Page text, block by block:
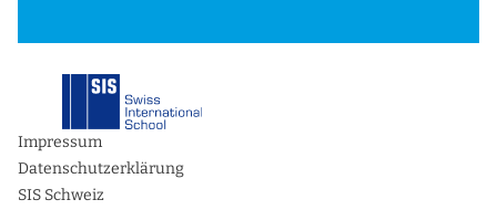
Impressum
Datenschutzerklärung
SIS Schweiz